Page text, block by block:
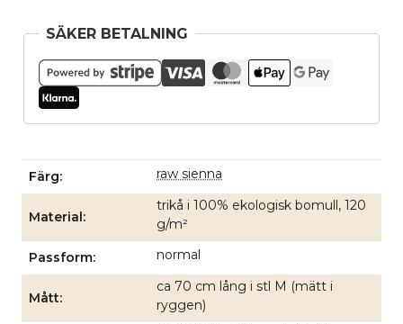
SÄKER BETALNING
Färg raw sienna
Material
trikå i 100% ekologisk bomull, 120
g/m²
Passform normal
Mått
ca 70 cm lång i stl M (mätt i
ryggen)